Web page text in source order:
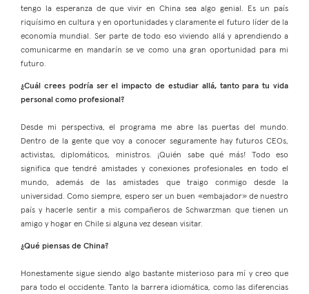
tengo la esperanza de que vivir en China sea algo genial. Es un país
riquísimo en cultura y en oportunidades y claramente el futuro líder de la
economía mundial. Ser parte de todo eso viviendo allá y aprendiendo a
comunicarme en mandarín se ve como una gran oportunidad para mi
futuro.
¿Cuál crees podría ser el impacto de estudiar allá, tanto para tu vida
personal como profesional?
Desde mi perspectiva, el programa me abre las puertas del mundo.
Dentro de la gente que voy a conocer seguramente hay futuros CEOs,
activistas, diplomáticos, ministros. ¡Quién sabe qué más! Todo eso
significa que tendré amistades y conexiones profesionales en todo el
mundo, además de las amistades que traigo conmigo desde la
universidad. Como siempre, espero ser un buen «embajador» de nuestro
país y hacerle sentir a mis compañeros de Schwarzman que tienen un
amigo y hogar en Chile si alguna vez desean visitar.
¿Qué piensas de China?
Honestamente sigue siendo algo bastante misterioso para mí y creo que
para todo el occidente. Tanto la barrera idiomática, como las diferencias